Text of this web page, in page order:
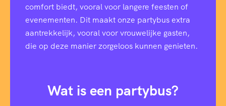
comfort biedt, vooral voor langere feesten of
evenementen. Dit maakt onze partybus extra
aantrekkelijk, vooral voor vrouwelijke gasten,
die op deze manier zorgeloos kunnen genieten.
Wat is een partybus?